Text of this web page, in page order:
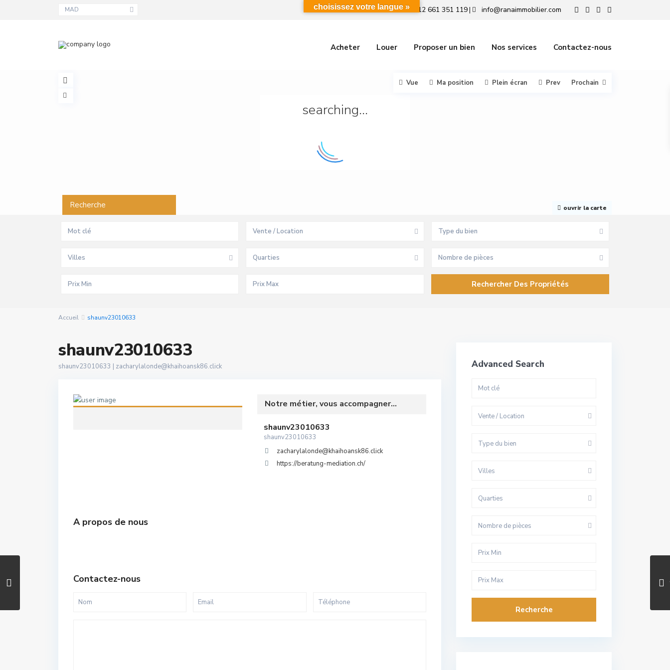
MAD +212 661 351 119| info@ranaimmobilier.com
Acheter Louer Proposer un bien Nos services Contactez-nous
searching...
ouvrir la carte
Vue Ma position Plein écran Prev Prochain
Recherche
Vente / Location Type du bien
Villes Quarties Nombre de pièces
Accueil shaunv23010633
shaunv23010633
shaunv23010633 | zacharylalonde@khaihoansk86.click
Notre métier, vous accompagner...
shaunv23010633
shaunv23010633
zacharylalonde@khaihoansk86.click
https://beratung-mediation.ch/
A propos de nous
Contactez-nous
Advanced Search
Vente / Location
Type du bien
Villes
Quarties
Nombre de pièces
Recherche
choisissez votre langue »